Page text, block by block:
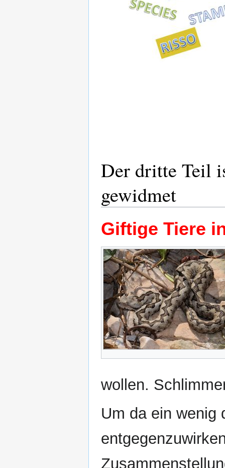
Der dritte Teil
gewidmet
Giftige Tiere
wollen.
Um da ein wenig